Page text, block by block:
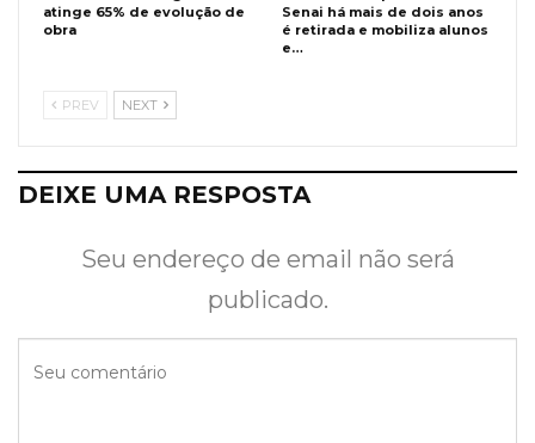
atinge 65% de evolução de
obra
Senai há mais de dois anos
é retirada e mobiliza alunos
e…
PREV NEXT
DEIXE UMA RESPOSTA
Seu endereço de email não será
publicado.